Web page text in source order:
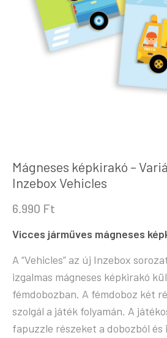
Mágneses képkirakó –
Inzebox Vehicles
6.990 Ft
Vicces járműves mágneses
A “Vehicles” az új Inzebox
izgalmas mágneses képkirakó
fémdobozban. A fémdoboz két
szolgál a játék folyamán. A
fapuzzle részeket a dobozból és